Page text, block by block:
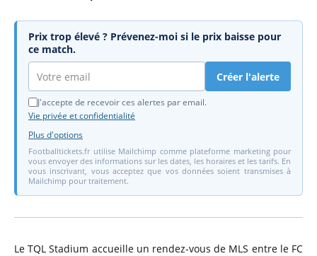
Prix trop élevé ? Prévenez-moi si le prix baisse pour
ce match.
Créer l'alerte
J'accepte de recevoir ces alertes par email.
Vie privée et confidentialité
Plus d'options
Footballtickets.fr utilise Mailchimp comme plateforme marketing pour
vous envoyer des informations sur les dates, les horaires et les tarifs. En
vous inscrivant, vous acceptez que vos données soient transmises à
Mailchimp pour traitement.
Le TQL Stadium accueille un rendez-vous de MLS entre le FC